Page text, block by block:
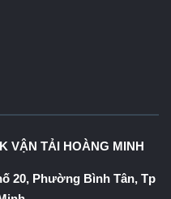
VẬN TẢI HOÀNG MINH
20, Phường Bình Tân, Tp